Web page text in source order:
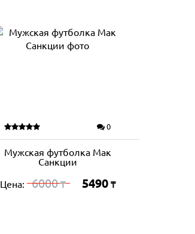
0
Мужская футболка Мак
Санкции
Цена: 6000₸ 5490 ₸